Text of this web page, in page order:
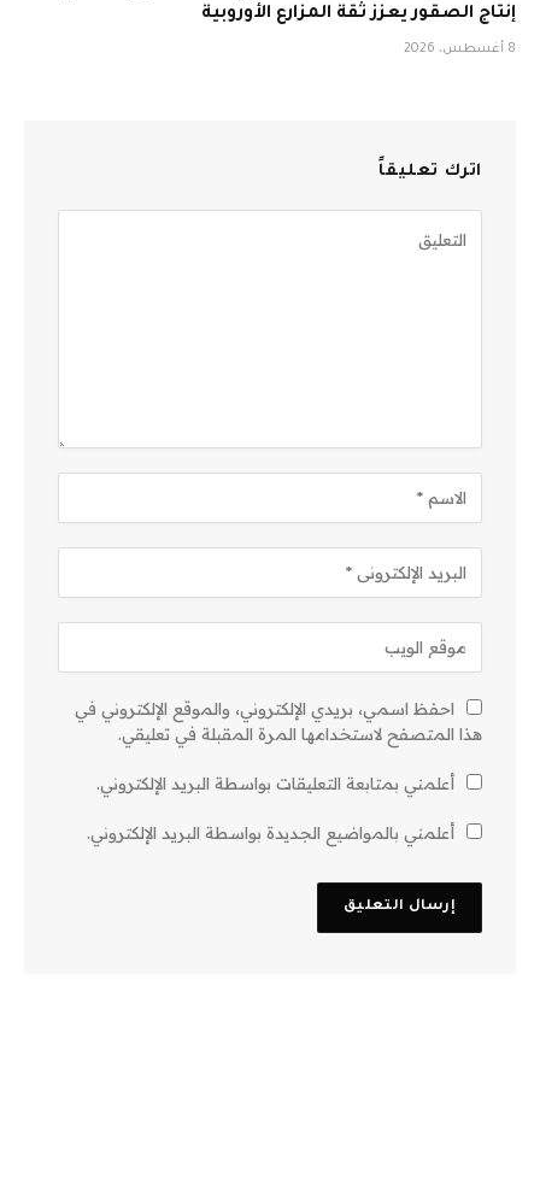
إنتاج الصقور يعزز ثقة المزارع الأوروبية
8 أغسطس، 2026
اترك تعليقاً
احفظ اسمي، بريدي الإلكتروني، والموقع الإلكتروني في
هذا المتصفح لاستخدامها المرة المقبلة في تعليقي.
أعلمني بمتابعة التعليقات بواسطة البريد الإلكتروني.
أعلمني بالمواضيع الجديدة بواسطة البريد الإلكتروني.